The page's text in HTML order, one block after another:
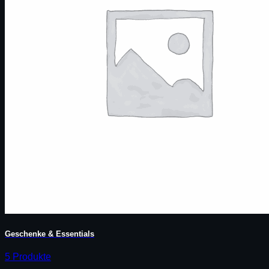
Geschenke & Essentials
5 Produkte